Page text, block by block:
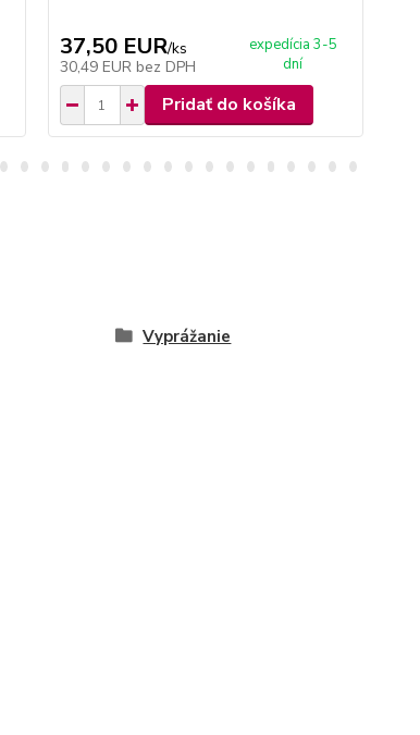
37,50 EUR/ks
30,49 EUR bez DPH
expedícia 3-5
dní
Pridať do košíka
Vyprážanie